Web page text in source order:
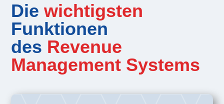
Diewichtigsten
Funktionen
des Revenue
Management Systems